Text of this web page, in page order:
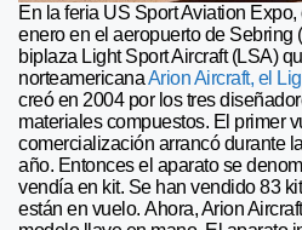
En la feria US Sport Aviation
enero en el aeropuerto de Sebring
biplaza Light Sport Aircraft (LSA)
norteamericanaArion Aircraft, el
creó en 2004 por los tres
materiales compuestos. El primer
comercialización arrancó durante
año. Entonces el aparato se
vendía en kit. Se han vendido 83
están en vuelo. Ahora, Arion